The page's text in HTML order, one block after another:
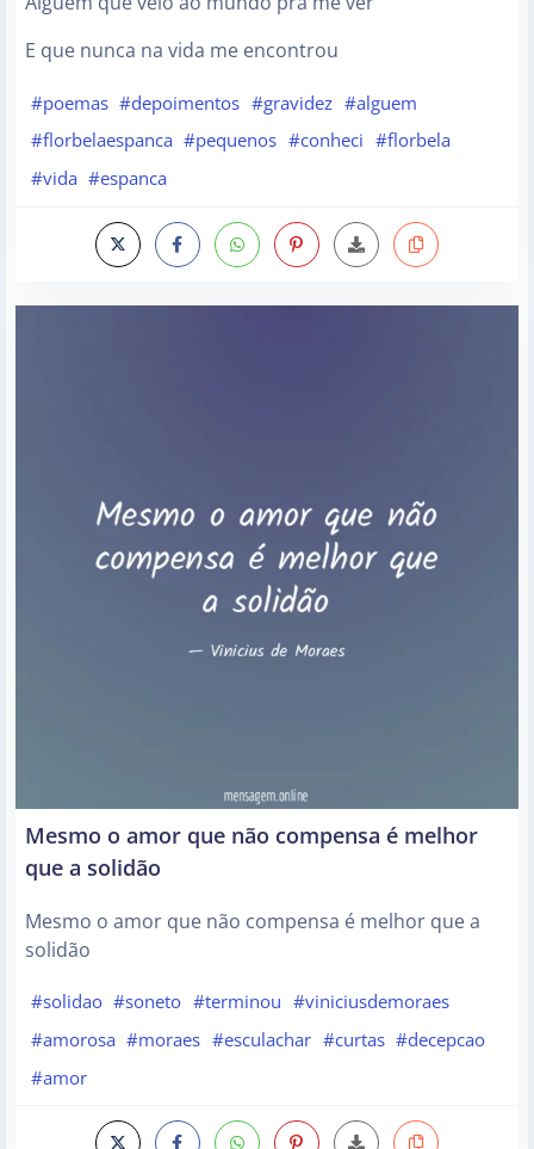
E que nunca na vida me encontrou
#poemas #depoimentos #gravidez #alguem
#florbelaespanca #pequenos #conheci #florbela
#vida #espanca
Mesmo o amor que não compensa é melhor
que a solidão
Mesmo o amor que não compensa é melhor que a
solidão
#solidao #soneto #terminou #viniciusdemoraes
#amorosa #moraes #esculachar #curtas #decepcao
#amor